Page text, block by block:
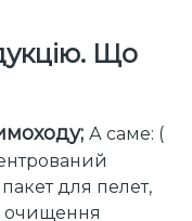
Що
А саме: (
для пелет,
очищення